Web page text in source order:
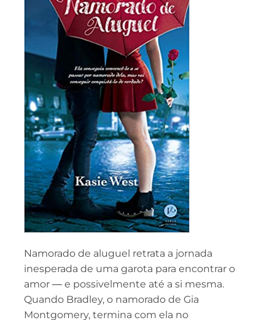
Namorado de aluguel retrata a jornada
inesperada de uma garota para encontrar o
amor ― e possivelmente até a si mesma.
Quando Bradley, o namorado de Gia
Montgomery, termina com ela no